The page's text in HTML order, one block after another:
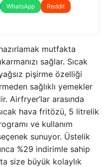
WhatsApp
Reddit
mutfakta
sağlar. Sıcak
pişirme özelliği
sağlıklı yemekler
Airfryer’lar arasında
hava fritözü, 5 litrelik
ve kullanım
sunuyor. Üstelik
%29 indirimle sahip
size büyük kolaylık